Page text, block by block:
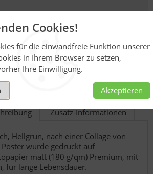
Cookies!
für die einwandfreie Funktion unserer
in Ihrem Browser zu setzen,
Ihre Einwilligung.
Akzeptieren
Zusatz-Informationen
Hellgrün, nach einer Collage von
wurde gedruckt auf
matt (180 g/qm) Premium, mit
für lange Lebensdauer.